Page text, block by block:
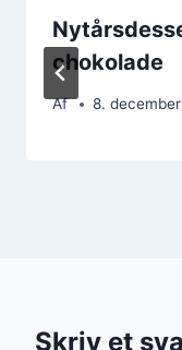
chokolade
Af 8.
Skriv et